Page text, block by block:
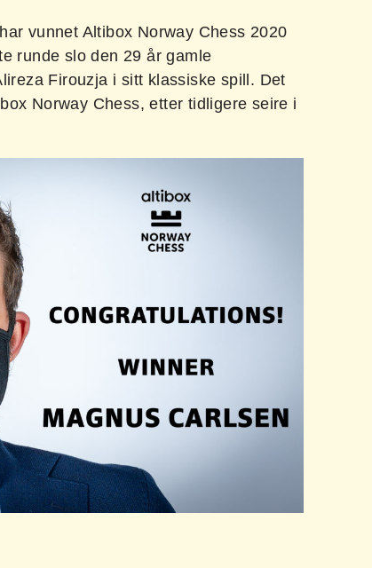
vunnet Altibox Norway Chess 2020
runde slo den 29 år gamle
Firouzja i sitt klassiske spill. Det
Norway Chess, etter tidligere seire i